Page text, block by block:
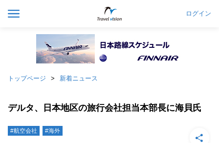
ログイン
トップページ 新着ニュース
デルタ、日本地区の旅行会社担当本部長に海貝氏
#航空会社 #海外